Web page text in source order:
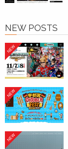
NEW POSTS